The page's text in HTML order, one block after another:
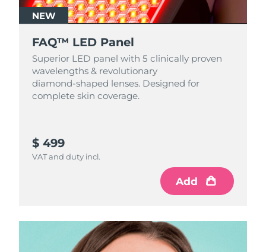
NEW
FAQ™ LED Panel
Superior LED panel with 5 clinically proven
wavelengths & revolutionary
diamond‑shaped lenses. Designed for
complete skin coverage.
$ 499
VAT and duty incl.
Add